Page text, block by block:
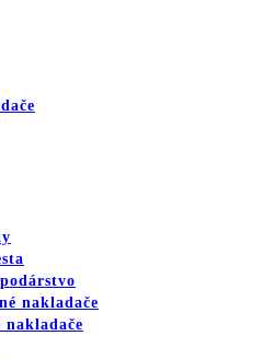
nakladače
nakladače